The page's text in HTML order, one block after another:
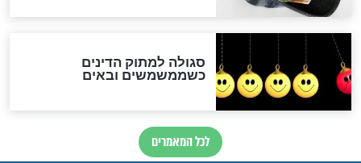
מה יהיה בימות המשיח?